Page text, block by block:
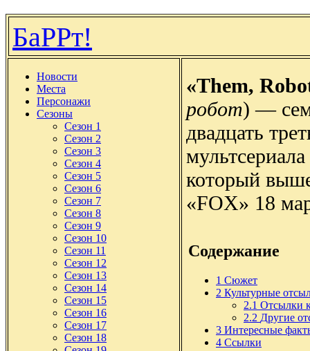
БаРРт!
Новости
Места
Персонажи
Сезоны
Сезон 1
Сезон 2
Сезон 3
Сезон 4
Сезон 5
Сезон 6
Сезон 7
Сезон 8
Сезон 9
Сезон 10
Сезон 11
Сезон 12
Сезон 13
Сезон 14
Сезон 15
Сезон 16
Сезон 17
Сезон 18
«Them,
робот) —
двадцать
который
«FOX» 18
Содержание
1 Сюжет
2 Культурные
2.1 Отсылки
2.2 Другие
3 Интересные
4 Ссылки